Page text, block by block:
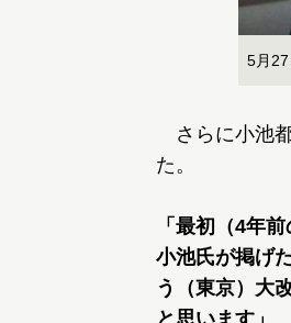
5月
さらに小池
た。
「最初（4年
小池氏が掲げ
う（東京）大
と思います」